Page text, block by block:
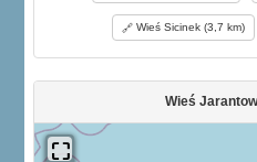
Wieś Sicinek (3,7 km)
Wieś